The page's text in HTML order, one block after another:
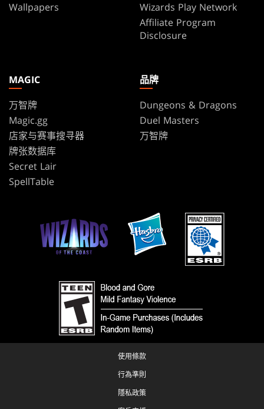
Wallpapers
Wizards Play Network
Affiliate Program
Disclosure
MAGIC
万智牌
Magic.gg
店家与赛事搜寻器
牌张数据库
Secret Lair
SpellTable
品牌
Dungeons & Dragons
Duel Masters
万智牌
使用條款
行為準則
隱私政策